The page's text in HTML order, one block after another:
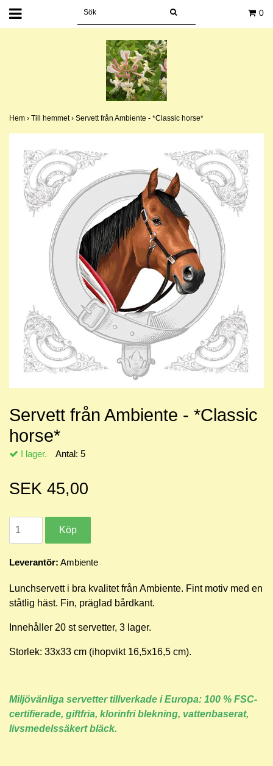
0
Hem › Till hemmet› Servett från Ambiente - *Classic horse*
Servett från Ambiente - *Classic
horse*
I lager. Antal: 5
SEK 45,00
Leverantör: Ambiente
Lunchservett i bra kvalitet från Ambiente. Fint motiv med en
ståtlig häst. Fin, präglad bårdkant.
Innehåller 20 st servetter, 3 lager.
Storlek: 33x33 cm (ihopvikt 16,5x16,5 cm).
Miljövänliga servetter tillverkade i Europa: 100 % FSC-
certifierade, giftfria, klorinfri blekning, vattenbaserat,
livsmedelssäkert bläck.